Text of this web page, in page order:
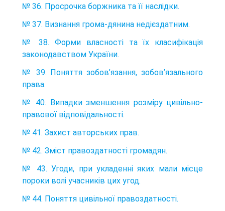
№ 36. Просрочка боржника та її наслідки.
№ 37. Визнання грома-дянина недієздатним.
№ 38. Форми власності та їх класифікація
законодавством України.
№ 39. Поняття зобов’язання, зобов’язального
права.
№ 40. Випадки зменшення розміру цивільно-
правової відповідальності.
№ 41. Захист авторських прав.
№ 42. Зміст правоздатності громадян.
№ 43. Угоди, при укладенні яких мали місце
пороки волі учасників цих угод.
№ 44. Поняття цивільної правоздатності.